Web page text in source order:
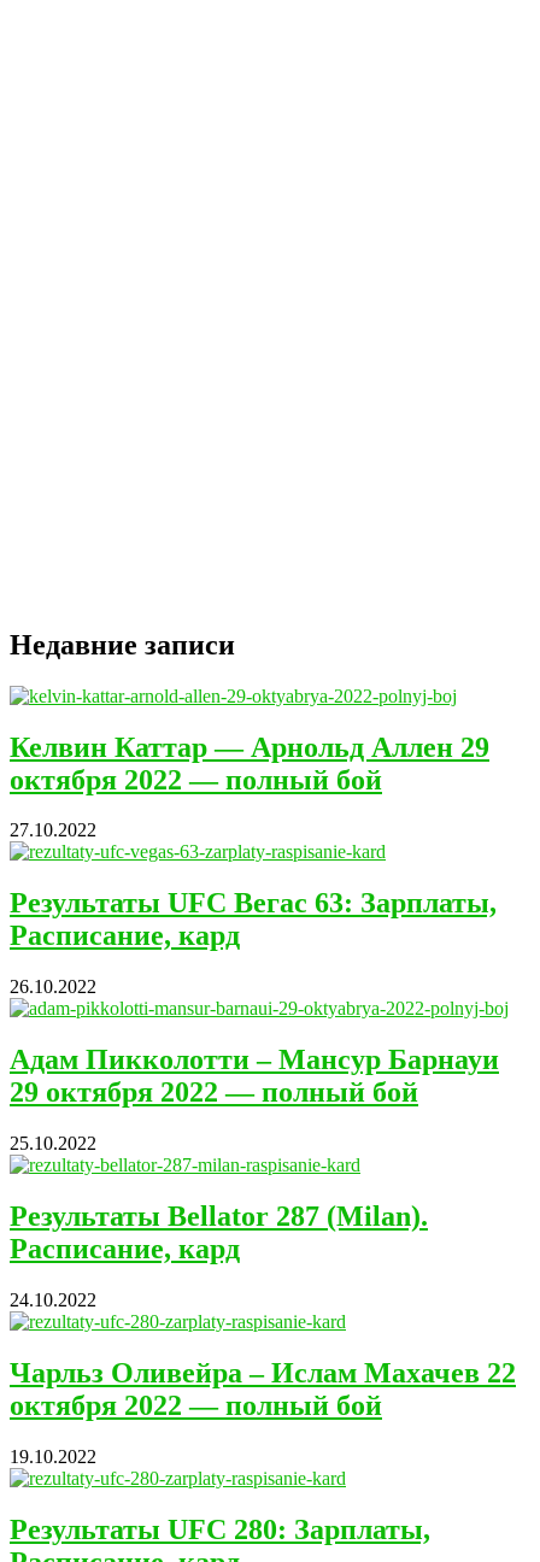
Недавние записи
Келвин Каттар — Арнольд Аллен 29
октября 2022 — полный бой
27.10.2022
Результаты UFC Вегас 63: Зарплаты,
Расписание, кард
26.10.2022
Адам Пикколотти – Мансур Барнауи
29 октября 2022 — полный бой
25.10.2022
Результаты Bellator 287 (Milan).
Расписание, кард
24.10.2022
Чарльз Оливейра – Ислам Махачев 22
октября 2022 — полный бой
19.10.2022
Результаты UFC 280: Зарплаты,